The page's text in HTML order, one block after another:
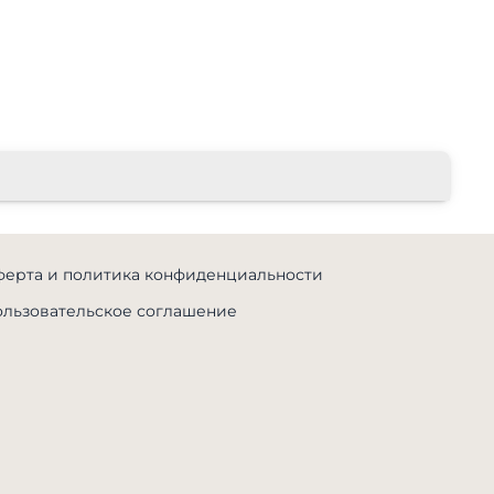
и политика конфиденциальности
соглашение